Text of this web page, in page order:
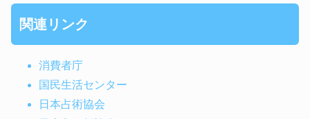
関連リンク
消費者庁
国民生活センター
日本占術協会